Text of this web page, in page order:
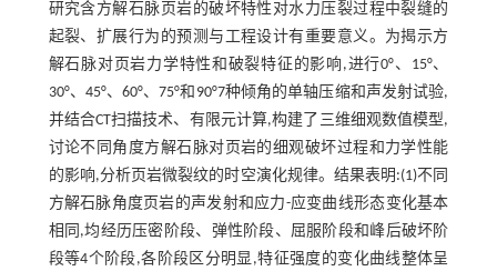
研究含方解石脉页岩的破坏特性对水力压裂过程中裂缝的
起裂、扩展行为的预测与工程设计有重要意义。为揭示方
解石脉对页岩力学特性和破裂特征的影响,进行0°、15°、
30°、45°、60°、75°和90°7种倾角的单轴压缩和声发射试验,
并结合CT扫描技术、有限元计算,构建了三维细观数值模型,
讨论不同角度方解石脉对页岩的细观破坏过程和力学性能
的影响,分析页岩微裂纹的时空演化规律。结果表明:(1)不同
方解石脉角度页岩的声发射和应力-应变曲线形态变化基本
相同,均经历压密阶段、弹性阶段、屈服阶段和峰后破坏阶
段等4个阶段,各阶段区分明显,特征强度的变化曲线整体呈